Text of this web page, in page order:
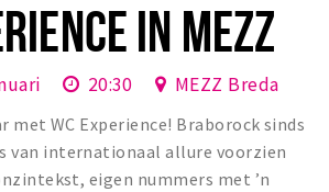
podia
IN MEZZ
20:30 MEZZ Breda
met WC Experience! Braborock sinds
van internationaal allure voorzien
eigen nummers met ’n